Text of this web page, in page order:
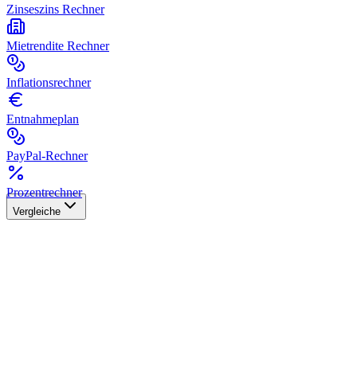
Zinseszins Rechner
Mietrendite Rechner
Inflationsrechner
Entnahmeplan
PayPal-Rechner
Prozentrechner
Vergleiche